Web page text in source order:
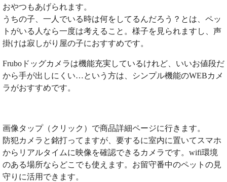
おやつもあげられます。
うちの子、一人でいる時は何をしてるんだろう？とは、ペッ
トがいる人なら一度は考えること。様子を見られますし、声
掛けは寂しがり屋の子におすすめです。
Fruboドッグカメラは機能充実しているけれど、いいお値段だ
から手が出しにくい…という方は、シンプル機能のWEBカメ
ラがおすすめです。
画像タップ（クリック）で商品詳細ページに行きます。
防犯カメラと銘打ってますが、要するに室内に置いてスマホ
からリアルタイムに映像を確認できるカメラです。wifi環境
のある場所ならどこでも使えます。お留守番中のペットの見
守りに活用できます。